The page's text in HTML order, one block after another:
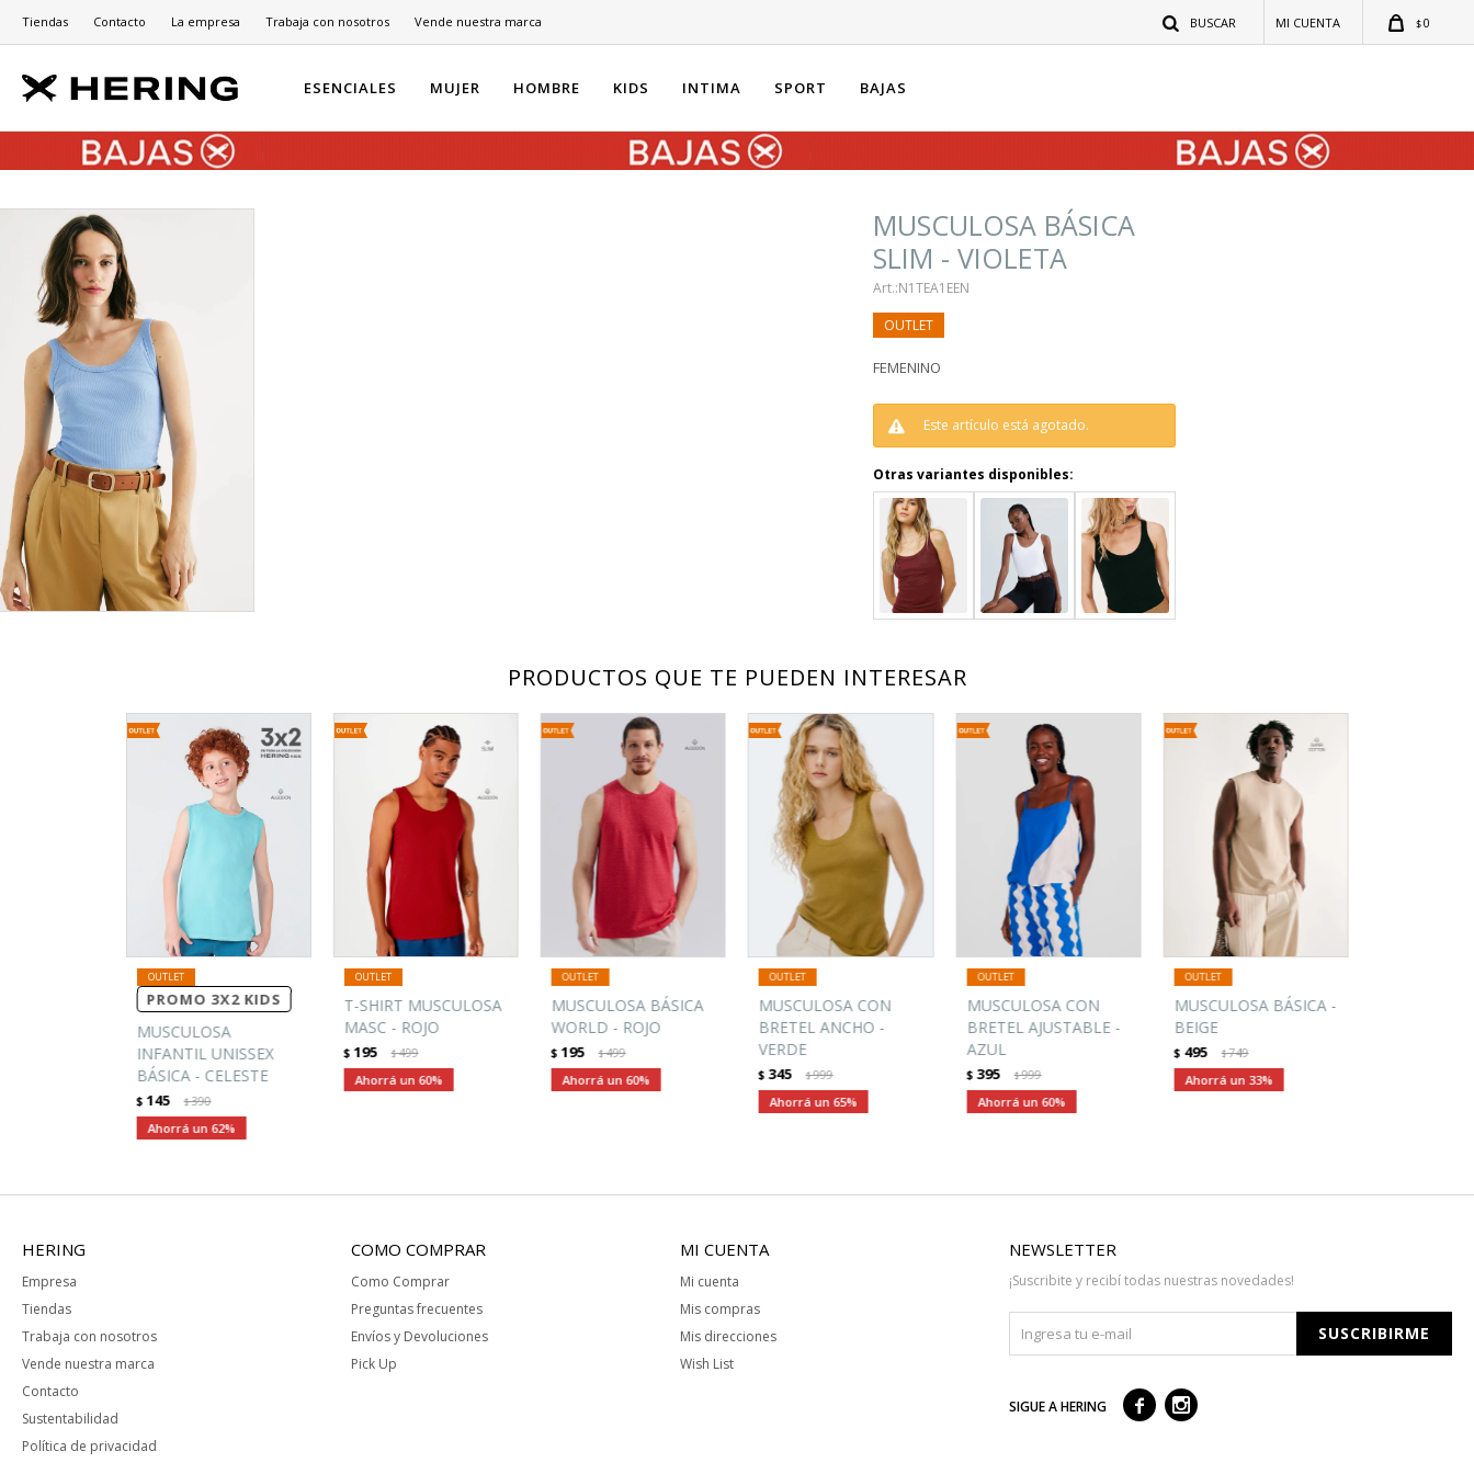
ESENCIALES MUJER HOMBRE KIDS INTIMA SPORT BAJAS
$0
Tiendas Contacto La empresa Trabaja con nosotros Vende nuestra marca
MUSCULOSA BÁSICA
SLIM - VIOLETA
N1TEA1EEN
FEMENINO
Este artículo está agotado.
Otras variantes disponibles:
PRODUCTOS QUE TE PUEDEN INTERESAR
PROMO 3X2 KIDS
MUSCULOSA
INFANTIL UNISSEX
BÁSICA - CELESTE
$ 145 $390
62
T-SHIRT MUSCULOSA
MASC - ROJO
$ 195 $499
60
MUSCULOSA BÁSICA
WORLD - ROJO
$ 195 $499
60
MUSCULOSA CON
BRETEL ANCHO -
VERDE
$ 345 $999
65
MUSCULOSA CON
BRETEL AJUSTABLE -
AZUL
$ 395 $999
60
MUSCULOSA BÁSICA -
BEIGE
$ 495 $749
33
HERING
Empresa
Tiendas
Trabaja con nosotros
Vende nuestra marca
Contacto
Sustentabilidad
Política de privacidad
COMO COMPRAR
Como Comprar
Preguntas frecuentes
Envíos y Devoluciones
Pick Up
MI CUENTA
Mi cuenta
Mis compras
Mis direcciones
Wish List
NEWSLETTER
¡Suscribite y recibí todas nuestras novedades!
SUSCRIBIRME
SIGUE A HERING  